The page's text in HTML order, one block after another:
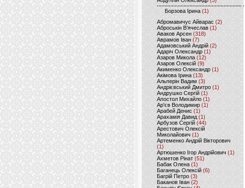
Борзова Ірина(1)
Абромавичус Айварас (2)
Аброськін В’ячеслав(1)
Аваков Арсен (318)
Аврамов Іван (7)
Адамовський Андрій(2)
Адаріч Олександр (1)
Азаров Микола (12)
Азаров Олексій (9)
Акименко Олександр(1)
Акімова Ірина(13)
Альперін Вадим (3)
Андрієвський Дмитро(1)
Андрушко Сергій(1)
Апостол Михайло(1)
Ар'єв Володимир (1)
Арабей Денис(1)
Арахамія Давид (1)
Арбузов Сергій (44)
Арестович Олексій
Миколайович(1)
Артеменко Андрій Вікторович
(1)
Артюшенко Ігор Андрійович(1)
Ахметов Рінат(51)
Бабак Олена(1)
Баганець Олексій(6)
Багрій Петро (3)
Баканов Іван(2)